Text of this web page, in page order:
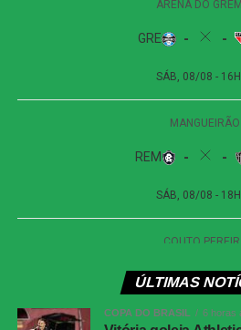
(Bangu) e Pedro (Flamengo)
COMENTE ABAIXO:
Share
ÚLTIMAS
COPA DO BRASIL 6 horas